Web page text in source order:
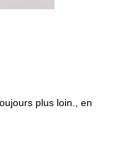
plus loin., en